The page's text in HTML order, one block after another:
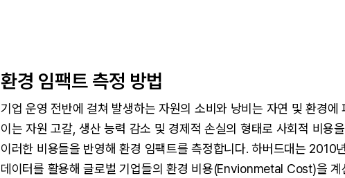
환경 임팩트 측정 방법
기업 운영 전반에 걸쳐 발생하는 자원의 소비와 낭비는 자연 및 환경에
이는 자원 고갈, 생산 능력 감소 및 경제적 손실의 형태로 사회적 비용
이러한 비용들을 반영해 환경 임팩트를 측정합니다. 하버드대는 2010
데이터를 활용해 글로벌 기업들의 환경 비용(Envionmetal Cost)을 계